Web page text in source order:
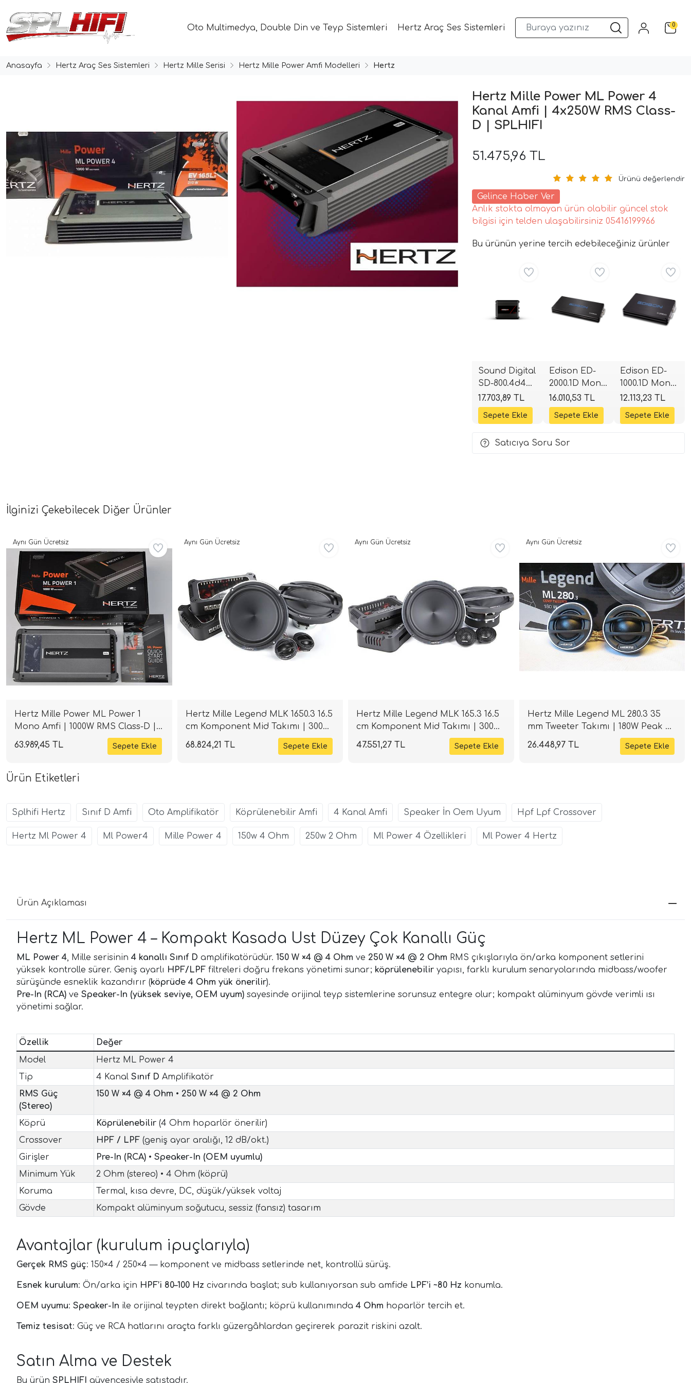
Oto Multimedya, Double Din ve Teyp Sistemleri Hertz Araç Ses Sistemleri Musway DSP ve Araç Ses Sistemleri 0
Anasayfa Hertz Araç Ses Sistemleri Hertz Mille Serisi Hertz Mille Power Amfi Modelleri Hertz
Hertz Mille Power ML Power 4
Kanal Amfi | 4x250W RMS Class-
D | SPLHIFI
51.475,96 TL
Ürünü değerlendir
Gelince Haber Ver
Anlık stokta olmayan ürün olabilir güncel stok
bilgisi için telden ulaşabilirsiniz 05416199966
Bu ürünün yerine tercih edebileceğiniz ürünler
Sound Digital
SD-800.4d4
EVOX2 4
Kanallı Full
Range
2 Ohm
17.703,89 TL
Edison ED-
2000.1D Mono
Blok Class-D
Amplifikatör |
2000W RMS |
16.010,53 TL
Edison ED-
1000.1D Mono
Blok Class-D
Amplifikatör |
1000W RMS |
12.113,23 TL
Satıcıya Soru Sor
İlginizi Çekebilecek Diğer Ürünler
Hertz Mille Power ML Power 1
Mono Amfi | 1000W RMS Class-D |
SPLHIFI
63.989,45 TL
Aynı Gün Ücretsiz
Hertz Mille Legend MLK 1650.3 16.5
cm Komponent Mid Takımı | 300W
4 Ohm | SPLHIFI
68.824,21 TL
Aynı Gün Ücretsiz
Hertz Mille Legend MLK 165.3 16.5
cm Komponent Mid Takımı | 300W
4 Ohm | SPLHIFI
47.551,27 TL
Aynı Gün Ücretsiz
Hertz Mille Legend ML 280.3 35
mm Tweeter Takımı | 180W Peak 4
Ohm | SPLHIFI
26.448,97 TL
Aynı Gün Ücretsiz
Ürün Etiketleri
Splhifi Hertz Sınıf D Amfi Oto Amplifikatör Köprülenebilir Amfi 4 Kanal Amfi Speaker İn Oem Uyum Hpf Lpf Crossover
Hertz Ml Power 4 Ml Power4 Mille Power 4 150w 4 Ohm 250w 2 Ohm Ml Power 4 Özellikleri Ml Power 4 Hertz
Ürün Açıklaması
Hertz ML Power 4 – Kompakt Kasada Üst Düzey Çok Kanallı Güç
ML Power 4, Mille serisinin 4 kanallı Sınıf D amplifikatörüdür. 150 W ×4 @ 4 Ohm ve 250 W ×4 @ 2 Ohm RMS çıkışlarıyla ön/arka komponent setlerini
yüksek kontrolle sürer. Geniş ayarlı HPF/LPF filtreleri doğru frekans yönetimi sunar; köprülenebilir yapısı, farklı kurulum senaryolarında midbass/woofer
sürüşünde esneklik kazandırır (köprüde 4 Ohm yük önerilir).
Pre-In (RCA) ve Speaker-In (yüksek seviye, OEM uyum) sayesinde orijinal teyp sistemlerine sorunsuz entegre olur; kompakt alüminyum gövde verimli ısı
yönetimi sağlar.
Özellik
Değer
Model
Hertz ML Power 4
Tip
4 Kanal Sınıf D Amplifikatör
RMS Güç
(Stereo)
150 W ×4 @ 4 Ohm • 250 W ×4 @ 2 Ohm
Köprü Köprülenebilir (4 Ohm hoparlör önerilir)
Crossover
HPF / LPF (geniş ayar aralığı, 12 dB/okt.)
Girişler
Pre-In (RCA) • Speaker-In (OEM uyumlu)
Minimum Yük
2 Ohm (stereo) • 4 Ohm (köprü)
Koruma
Termal, kısa devre, DC, düşük/yüksek voltaj
Gövde
Kompakt alüminyum soğutucu, sessiz (fansız) tasarım
Avantajlar (kurulum ipuçlarıyla)
Gerçek RMS güç: 150×4 / 250×4 — komponent ve midbass setlerinde net, kontrollü sürüş.
Esnek kurulum: Ön/arka için HPF’i 80–100 Hz civarında başlat; sub kullanıyorsan sub amfide LPF’i ~80 Hz konumla.
OEM uyumu: Speaker-In ile orijinal teypten direkt bağlantı; köprü kullanımında 4 Ohm hoparlör tercih et.
Temiz tesisat: Güç ve RCA hatlarını araçta farklı güzergâhlardan geçirerek parazit riskini azalt.
Satın Alma ve Destek
Bu ürün SPLHIFI güvencesiyle satıştadır.